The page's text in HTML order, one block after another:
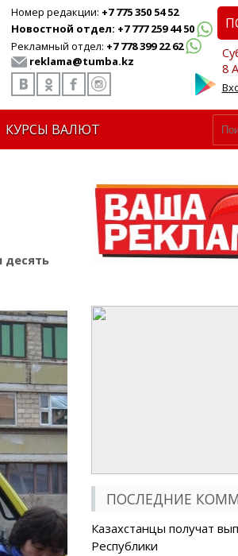
Номер редакции: +7 775 350 54 52
Новостной отдел: +7 777 259 44 50
Рекламный отдел: +7 778 399 22 62
reklama@tumba.kz
8
КУРСЫ ВАЛЮТ
десять
ПОСЛЕДНИЕ
Казахстанцы получат
Республики